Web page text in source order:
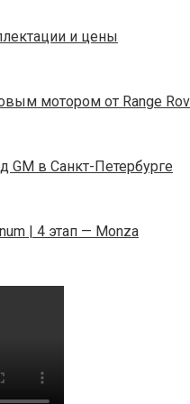
и цены
мотором от Range
GM в Санкт-Петербурге
| 4 этап — Monza